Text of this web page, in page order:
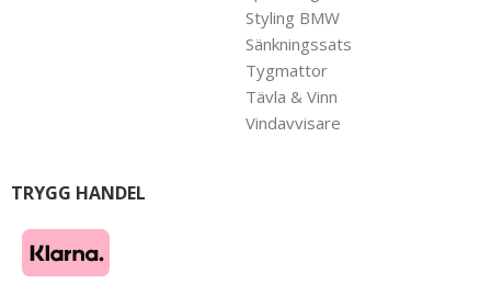
Styling BMW
Sänkningssats
Tygmattor
Tävla & Vinn
Vindavvisare
TRYGG HANDEL